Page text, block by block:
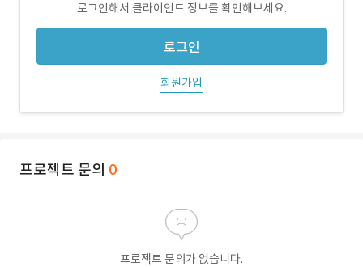
로그인해서 클라이언트 정보를 확인해보세요.
로그인
회원가입
프로젝트 문의 0
프로젝트 문의가 없습니다.